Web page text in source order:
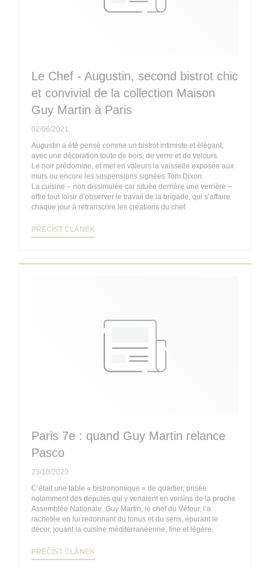
Le Chef - Augustin, second bistrot chic
et convivial de la collection Maison
Guy Martin à Paris
02/06/2021
Augustin a été pensé comme un bistrot intimiste et élégant,
avec une décoration toute de bois, de verre et de velours.
Le noir prédomine, et met en valeurs la vaisselle exposée aux
murs ou encore les suspensions signées Tom Dixon.
La cuisine – non dissimulée car située derrière une verrière –
offre tout loisir d’observer le travail de la brigade, qui s’affaire
chaque jour à retranscrire les créations du chef.
PŘEČÍST ČLÁNEK
Paris 7e : quand Guy Martin relance
Pasco
23/10/2020
C’était une table « bistronomique » de quartier, prisée
notamment des députés qui y venaient en voisins de la proche
Assemblée Nationale. Guy Martin, le chef du Véfour, l’a
rachetée en lui redonnant du tonus et du sens, épurant le
décor, jouant la cuisine méditerranéenne, fine et légère.
PŘEČÍST ČLÁNEK